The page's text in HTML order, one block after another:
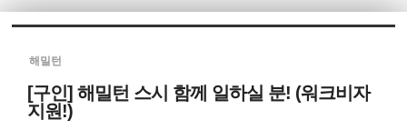
해밀턴
[구인] 해밀턴 스시 함께 일하실 분! (워크비자
지원!)
Sketchbook5, 스케치북5